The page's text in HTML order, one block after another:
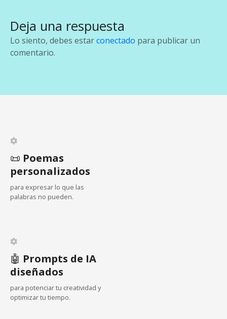
g
a
i
n
d
e
e
t
r
a
d
Deja una respuesta
Lo siento, debes estarconectado para publicar un
comentario.
📜 Poemas
personalizados
para expresar lo que las
palabras no pueden.
🤖 Prompts de IA
diseñados
para potenciar tu creatividad y
optimizar tu tiempo.